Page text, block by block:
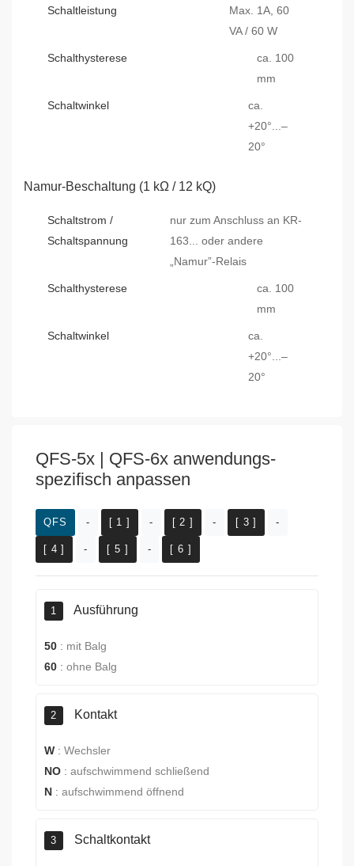
Schaltleistung
Max. 1A, 60
VA / 60 W
Schalthysterese
ca. 100
mm
Schaltwinkel
ca.
+20°...–
20°
Namur-Beschaltung (1 kΩ / 12 kQ)
Schaltstrom /
Schaltspannung
nur zum Anschluss an KR-
163... oder andere
„Namur”-Relais
Schalthysterese
ca. 100
mm
Schaltwinkel
ca.
+20°...–
20°
QFS-5x | QFS-6x anwendungs-
spezifisch anpassen
QFS - [ 1 ] - [ 2 ] - [ 3 ] -
[ 4 ] - [ 5 ] - [ 6 ]
1 Ausführung
50 : mit Balg
60 : ohne Balg
2 Kontakt
W : Wechsler
NO : aufschwimmend schließend
N : aufschwimmend öffnend
3 Schaltkontakt